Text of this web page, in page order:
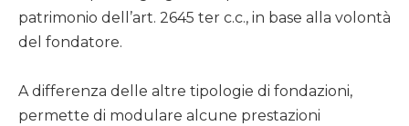
patrimonio dell’art. 2645 ter c.c., in base alla volontà
del fondatore.
A differenza delle altre tipologie di fondazioni,
permette di modulare alcune prestazioni